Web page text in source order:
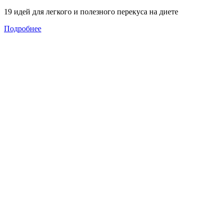
19 идей для легкого и полезного перекуса на диете
Подробнее